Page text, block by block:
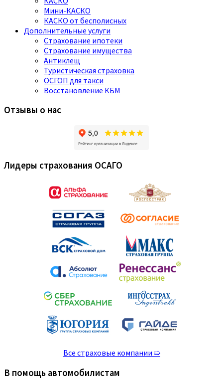
Мини-КАСКО
КАСКО от бесполисных
Дополнительные услуги
Страхование ипотеки
Страхование имущества
Антиклещ
Туристическая страховка
ОСГОП для такси
Восстановление КБМ
Отзывы о нас
Лидеры страхования ОСАГО
Все страховые компании ➯
В помощь автомобилистам